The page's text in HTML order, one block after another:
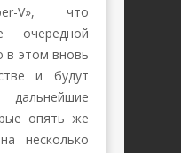
V», что
очередной
в этом вновь
и будут
опять же
несколько